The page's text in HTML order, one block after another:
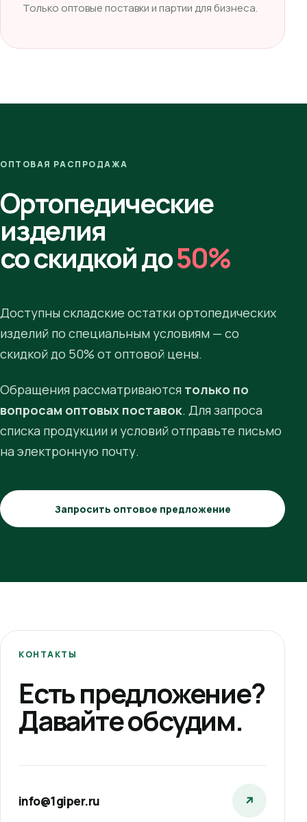
Только оптовые поставки и партии для бизнеса.
ОПТОВАЯ РАСПРОДАЖА
Ортопедические
изделия
со скидкой до50%
Доступны складские остатки ортопедических
изделий по специальным условиям — со
скидкой до 50% от оптовой цены.
Обращения рассматриваются только по
вопросам оптовых поставок. Для запроса
списка продукции и условий отправьте письмо
на электронную почту.
Запросить оптовое предложение
КОНТАКТЫ
Есть предложение?
Давайте обсудим.
info@1giper.ru ↗